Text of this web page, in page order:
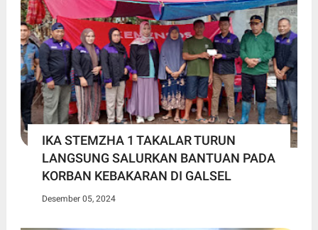
IKA STEMZHA 1 TAKALAR TURUN
LANGSUNG SALURKAN BANTUAN PADA
KORBAN KEBAKARAN DI GALSEL
Desember 05, 2024